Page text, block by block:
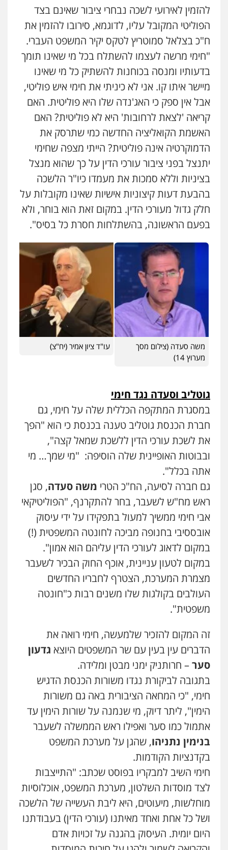
להזמין לאירועי לשכה נבחרי ציבור שאינם בצד
הפוליטי המקובל עליו, לדוגמא, סירובו להזמין את
ח"כ בצלאל סמוטריץ לטקס יקיר המשפט העברי.
"חימי מרשה לעצמו להשתלח בכל מי שאינו תומך
בדעותיו ומנסה בכוחנות להשתיק כל מי שאינו
מיישר איתו קו. אני לא כיניתי את חימי איש פוליטי,
אבל אין ספק כי האג'נדה שלו היא פוליטית. האם
קריאה 'לצאת לרחובות' היא לא פוליטית? האם
האשמת הקואליציה החדשה כמי שתרסק את
הדמוקרטיה אינה פוליטית? הייתי מצפה שחימי
יתנצל בפני ציבור עורכי הדין על כך שהוא מנצל
בציניות וללא סמכות את מעמדו כיו"ר הלשכה
בהבעת דעות קיצוניות אישיות שאינו מקובלות על
חלק גדול מעורכי הדין. במקום זאת הוא בוחר, ולא
בפעם הראשונה, בהשתלחות חסרת כל בסיס".
משה סעדה (צילום מסך
מערוץ 14)
עו"ד ציון אמיר (יח"צ)
גוטליב וסעדה נגד חימי
במסגרת המתקפה הכללית שלה על חימי, גם
חברת הכנסת גוטליב טענה בכנסת כי הוא "הפך
את לשכת עורכי הדין ללשכת שמאל קצה",
ובבוטות האופיינית שלה הוסיפה: "מי שמך… מי
אתה בכלל".
גם חברה לסיעה, הח"כ הטרי משה סעדה, סגן
ראש מח"ש לשעבר, בחר להתקרנף, "הפוליטיקאי
אבי חימי ממשיך למעול בתפקידו על ידי עיסוק
אובססיבי בחנופה מביכה לחונטה המשפטית (!)
במקום לדאוג לעורכי הדין עליהם הוא אמון".
במקום לטעון עניינית, אוכף החוק הבכיר לשעבר
מצמרת המערכת, הצטרף לחבריו החדשים
העולבים בקולגות שלו משנים רבות כ"חונטה
משפטית".
זה המקום להזכיר שלמעשה, חימי רואה את
הדברים עין בעין עם שר המשפטים היוצא גדעון
סער– חרותניק ימני מבטן ומלידה.
בתגובה לביקורת נגדו משורות הכנסת הדגיש
חימי, "כי המחאה הציבורית באה גם משורות
הימין", ליתר דיוק, מי שנמנה על שורות הימין עד
אתמול כמו סער ואפילו ראש הממשלה לשעבר
בנימין נתניהו, שהגן על מערכת המשפט
בקדנציות הקודמות.
חימי השיב למבקריו בפוסט שכתב: "התייצבות
לצד מוסדות השלטון, מערכת המשפט, אוכלוסיות
מוחלשות, מיעוטים, היא ליבת העשייה של הלשכה
ושל כל אחת ואחד מאיתנו (עורכי הדין) בעבודתנו
היום יומית. העיסוק בהגנה על זכויות אדם
עו"ד יניב זוסמן
פלילי כלכלי פשיעה חמורה מעצרים
עו"ד אורי רינצקי
פלילי ניהול משפטים
0506216813
שחר לדובסקי, עו"ד
פלילי מעצרים וחקירות עבירות המתה עורכי
דין לענייני אסירים
0507913332
עו"ד מירב נוסבוים
פלילי מעצרים וחקירות נוער עורכי דין
לענייני אסירים
0522331443
עו"ד נעם שביט
פלילי פשיעה חמורה מיסים הלבנת הון
פסיכיאטריה משפטית